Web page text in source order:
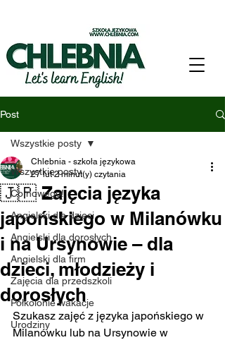
Post
Wszystkie posty
Co nowego!
Angielski dla dzieci
Angielski dla dorosłych
Angielski dla firm
Zajęcia dla przedszkoli
Półkolonie wakacje
Urodziny
Wszystkie posty
🇯🇵 Zajęcia języka
japońskiego w Milanówku
i na Ursynowie – dla
dzieci, młodzieży i
dorosłych
Chlebnia - szkoła językowa
27 lut 2 minut(y) czytania
Szukasz zajęć z języka japońskiego w
Milanówku lub na Ursynowie w